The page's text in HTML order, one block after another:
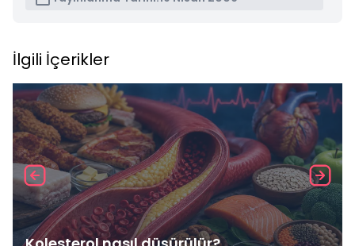
İlgili İçerikler